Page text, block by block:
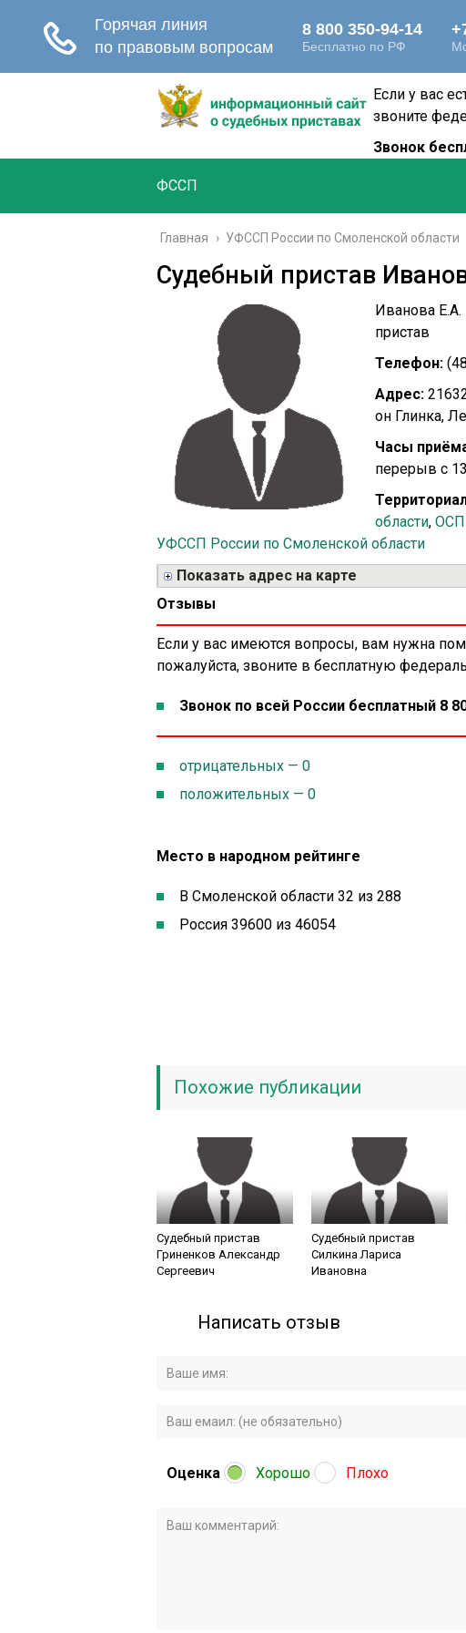
Если у вас
звоните
Звонок
ФССП
Главная › УФССП России по Смоленской области
Судебный пристав
Иванова
пристав
Телефон:
Адрес:
он Глинка,
Часы
перерыв с
области, ОСП
УФССП России по Смоленской области
Показать адрес на карте
Отзывы
Если у вас имеются вопросы, вам нужна
пожалуйста, звоните в бесплатную
Звонок по всей России бесплатный 8
отрицательных — 0
положительных — 0
Место в народном рейтинге
В Смоленской области 32 из 288
Россия 39600 из 46054
Похожие публикации
Судебный пристав
Гриненков Александр
Сергеевич
Судебный пристав
Силкина Лариса
Ивановна
Написать отзыв
Оценка Хорошо Плохо